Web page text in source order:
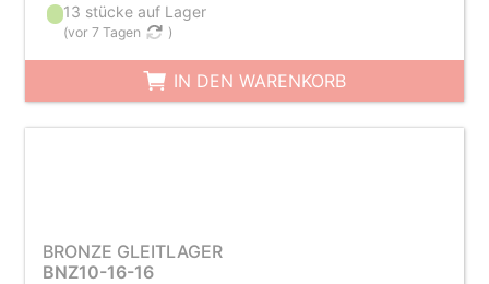
13 stücke auf Lager
(vor 7 Tagen )
IN DEN WARENKORB
BRONZE GLEITLAGER
BNZ10-16-16